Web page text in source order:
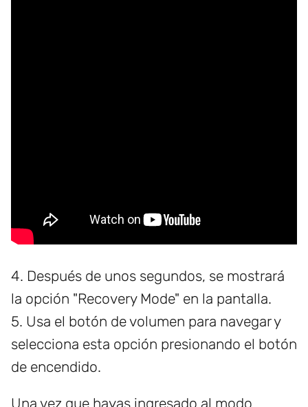
4. Después de unos segundos, se mostrará
la opción "Recovery Mode" en la pantalla.
5. Usa el botón de volumen para navegar y
selecciona esta opción presionando el botón
de encendido.
Una vez que hayas ingresado al modo